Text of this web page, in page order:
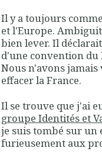
Il y a toujours
et l'Europe.
bien lever. Il
d'une convention du
Nous n'avons
effacer la France.
Il se trouve que j'ai
groupe Identités et
je suis tombé sur
furieusement aux